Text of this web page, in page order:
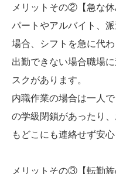
メリットその②【急な休
パートやアルバイト、
場合、シフトを急に代
出勤できない場合職場
スクがあります。
内職作業の場合は一人
の学級閉鎖があったり
もどこにも連絡せず安
メリットその③【転勤族